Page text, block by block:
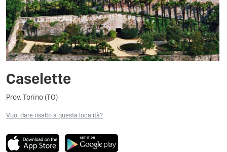
Caselette
Prov. Torino (TO)
Vuoi dare risalto a questa località?